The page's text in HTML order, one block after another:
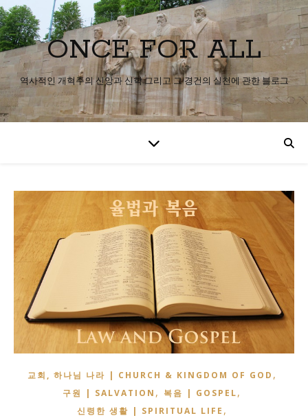
ONCE FOR ALL
역사적인 개혁주의 신앙과 신학 그리고 그 경건의 실천에 관한 블로그
교회, 하나님 나라 | CHURCH & KINGDOM OF GOD ,
구원 | SALVATION , 복음 | GOSPEL,
신령한 생활 | SPIRITUAL LIFE ,